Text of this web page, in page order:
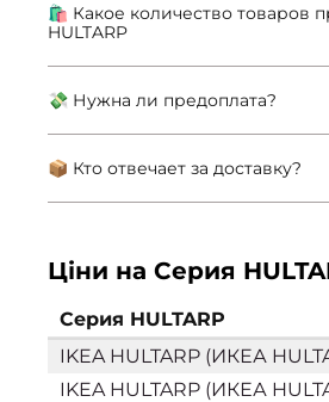
🛍 Какое количество товаров
HULTARP
💸 Нужна ли предоплата?
📦 Кто отвечает за доставку?
Ціни на Серия
Серия HULTARP
IKEA HULTARP (ИКЕА
IKEA HULTARP (ИКЕА